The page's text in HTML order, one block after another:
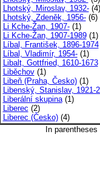
Lhotský, Miroslav, 1932-(4)
Lhotský, Zdeněk, 1956-(6)
Li Kche-Žan, 1907-(1)
Li Kche-Žan, 1907-1989(1)
Líbal, František, 1896-1974
Líbal, Vladimír, 1954-(1)
Libalt, Gottfried, 1610-1673
Liběchov(1)
Libeň (Praha, Česko)(1)
Libenský, Stanislav, 1921-
Liberální skupina(1)
Liberec (2)
Liberec (Česko)(4)
In